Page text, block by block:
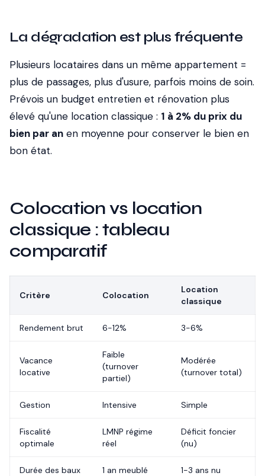
La dégradation est plus fréquente
Plusieurs locataires dans un même appartement =
plus de passages, plus d'usure, parfois moins de soin.
Prévois un budget entretien et rénovation plus
élevé qu'une location classique : 1 à 2% du prix du
bien par an en moyenne pour conserver le bien en
bon état.
Colocation vs location
classique : tableau
comparatif
Critère Colocation
Location
classique
Rendement brut 6-12% 3-6%
Vacance
locative
Faible
(turnover
partiel)
Modérée
(turnover total)
Gestion Intensive Simple
Fiscalité
optimale
LMNP régime
réel
Déficit foncier
(nu)
Durée des baux 1 an meublé 1-3 ans nu